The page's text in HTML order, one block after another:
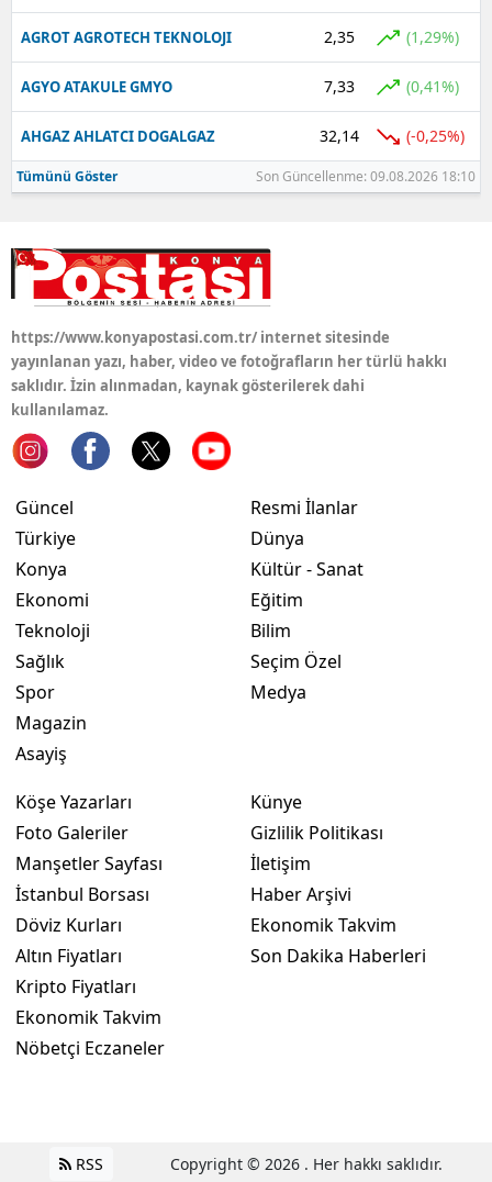
AGROT AGROTECH TEKNOLOJI 2,35 (1,29%)
AGYO ATAKULE GMYO 7,33 (0,41%)
AHGAZ AHLATCI DOGALGAZ 32,14 (-0,25%)
Tümünü Göster Son Güncellenme: 09.08.2026 18:10
https://www.konyapostasi.com.tr/ internet sitesinde
yayınlanan yazı, haber, video ve fotoğrafların her türlü hakkı
saklıdır. İzin alınmadan, kaynak gösterilerek dahi
kullanılamaz.
Güncel
Türkiye
Konya
Ekonomi
Teknoloji
Sağlık
Spor
Magazin
Asayiş
Resmi İlanlar
Dünya
Kültür - Sanat
Eğitim
Bilim
Seçim Özel
Medya
Köşe Yazarları
Foto Galeriler
Manşetler Sayfası
İstanbul Borsası
Döviz Kurları
Altın Fiyatları
Kripto Fiyatları
Ekonomik Takvim
Nöbetçi Eczaneler
Künye
Gizlilik Politikası
İletişim
Haber Arşivi
Ekonomik Takvim
Son Dakika Haberleri
RSS Copyright © 2026 . Her hakkı saklıdır.